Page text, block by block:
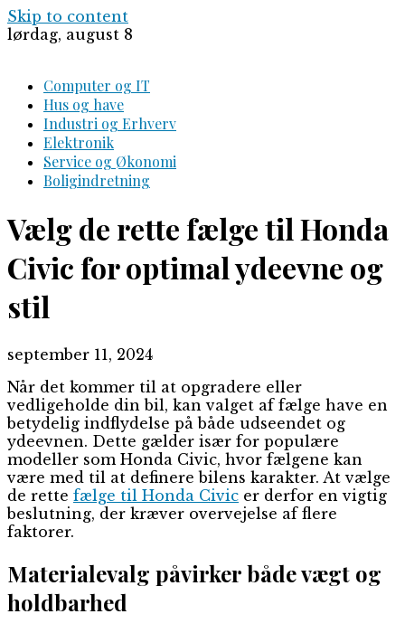
Skip to content
lørdag, august 8
Computer og IT
Hus og have
Industri og Erhverv
Elektronik
Service og Økonomi
Boligindretning
Vælg de rette fælge til Honda
Civic for optimal ydeevne og
stil
september 11, 2024
Når det kommer til at opgradere eller
vedligeholde din bil, kan valget af fælge have en
betydelig indflydelse på både udseendet og
ydeevnen. Dette gælder især for populære
modeller som Honda Civic, hvor fælgene kan
være med til at definere bilens karakter. At vælge
de rette fælge til Honda Civic er derfor en vigtig
beslutning, der kræver overvejelse af flere
faktorer.
Materialevalg påvirker både vægt og
holdbarhed